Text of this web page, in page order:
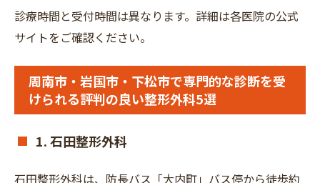
診療時間と受付時間は異なります。詳細は各医院の公式
サイトをご確認ください。
周南市・岩国市・下松市で専門的な診断を受
けられる評判の良い整形外科5選
1. 石田整形外科
石田整形外科は、防長バス「大内町」バス停から徒歩約